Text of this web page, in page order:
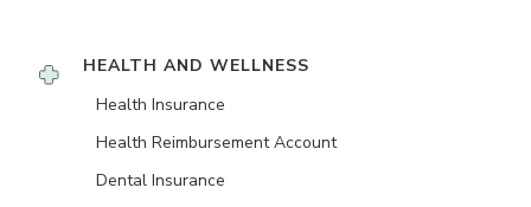
HEALTH AND WELLNESS
Health Insurance
Health Reimbursement Account
Dental Insurance